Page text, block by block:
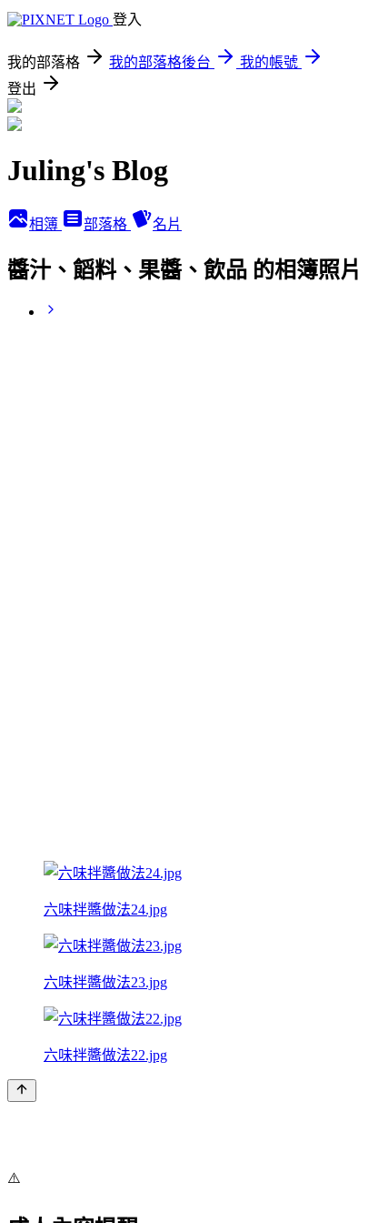
登入
我的部落格 我的部落格後台
我的帳號
登出
Juling's Blog
相簿 部落格 名片
醬汁、饀料、果醬、飲品 的相簿照片
六味拌醬做法24.jpg
六味拌醬做法23.jpg
六味拌醬做法22.jpg
⚠️